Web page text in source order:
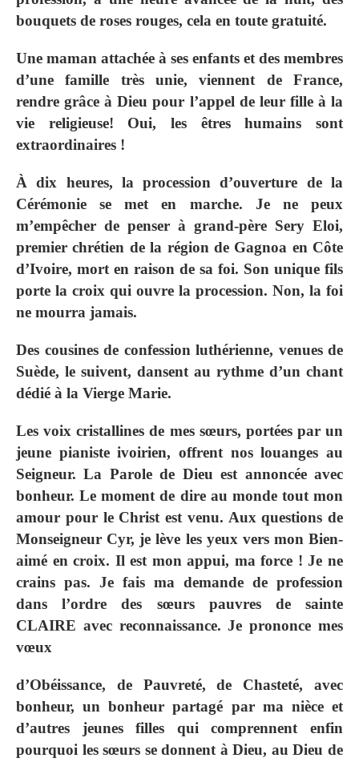
bouquets de roses rouges, cela en toute gratuité.
Une maman attachée à ses enfants et des membres
d’une famille très unie, viennent de France,
rendre grâce à Dieu pour l’appel de leur fille à la
vie religieuse! Oui, les êtres humains sont
extraordinaires !
À dix heures, la procession d’ouverture de la
Cérémonie se met en marche. Je ne peux
m’empêcher de penser à grand‐père Sery Eloi,
premier chrétien de la région de Gagnoa en Côte
d’Ivoire, mort en raison de sa foi. Son unique fils
porte la croix qui ouvre la procession. Non, la foi
ne mourra jamais.
Des cousines de confession luthérienne, venues de
Suède, le suivent, dansent au rythme d’un chant
dédié à la Vierge Marie.
Les voix cristallines de mes sœurs, portées par un
jeune pianiste ivoirien, offrent nos louanges au
Seigneur. La Parole de Dieu est annoncée avec
bonheur. Le moment de dire au monde tout mon
amour pour le Christ est venu. Aux questions de
Monseigneur Cyr, je lève les yeux vers mon Bien‐
aimé en croix. Il est mon appui, ma force ! Je ne
crains pas. Je fais ma demande de profession
dans l’ordre des sœurs pauvres de sainte
CLAIRE avec reconnaissance. Je prononce mes
vœux
d’Obéissance, de Pauvreté, de Chasteté, avec
bonheur, un bonheur partagé par ma nièce et
d’autres jeunes filles qui comprennent enfin
pourquoi les sœurs se donnent à Dieu, au Dieu de